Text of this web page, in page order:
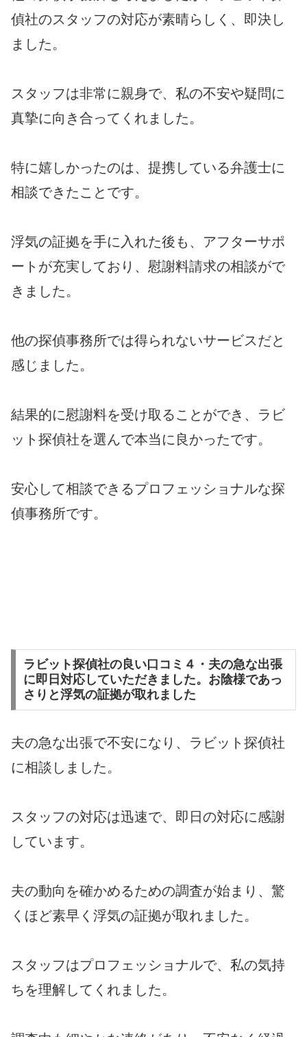
偵社のスタッフの対応が素晴らしく、即決し
ました。
スタッフは非常に親身で、私の不安や疑問に
真摯に向き合ってくれました。
特に嬉しかったのは、提携している弁護士に
相談できたことです。
浮気の証拠を手に入れた後も、アフターサポ
ートが充実しており、慰謝料請求の相談がで
きました。
他の探偵事務所では得られないサービスだと
感じました。
結果的に慰謝料を受け取ることができ、ラビ
ット探偵社を選んで本当に良かったです。
安心して相談できるプロフェッショナルな探
偵事務所です。
ラビット探偵社の良い口コミ４・夫の急な出張
に即日対応していただきました。お陰様であっ
さりと浮気の証拠が取れました
夫の急な出張で不安になり、ラビット探偵社
に相談しました。
スタッフの対応は迅速で、即日の対応に感謝
しています。
夫の動向を確かめるための調査が始まり、驚
くほど素早く浮気の証拠が取れました。
スタッフはプロフェッショナルで、私の気持
ちを理解してくれました。